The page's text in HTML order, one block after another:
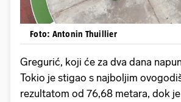
Foto: Antonin Thuillier
Gregurić, koji će za dva dana
Tokio je stigao s najboljim
rezultatom od 76,68 metara, dok